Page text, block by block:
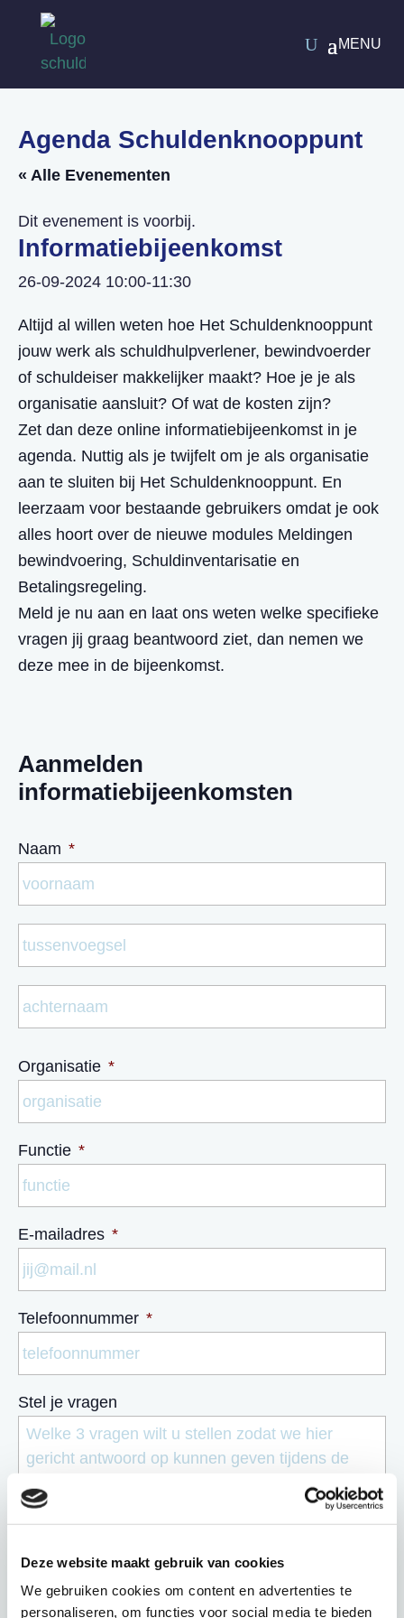
Deze website maakt gebruik van cookies
We gebruiken cookies om content en advertenties te
personaliseren, om functies voor social media te bieden
Agenda Schuldenknooppunt
« Alle Evenementen
Dit evenement is voorbij.
Informatiebijeenkomst
26-09-2024 10:00-11:30
Altijd al willen weten hoe Het Schuldenknooppunt
jouw werk als schuldhulpverlener, bewindvoerder
of schuldeiser makkelijker maakt? Hoe je je als
organisatie aansluit? Of wat de kosten zijn?
Zet dan deze online informatiebijeenkomst in je
agenda. Nuttig als je twijfelt om je als organisatie
aan te sluiten bij Het Schuldenknooppunt. En
leerzaam voor bestaande gebruikers omdat je ook
alles hoort over de nieuwe modules Meldingen
bewindvoering, Schuldinventarisatie en
Betalingsregeling.
Meld je nu aan en laat ons weten welke specifieke
vragen jij graag beantwoord ziet, dan nemen we
deze mee in de bijeenkomst.
Aanmelden
informatiebijeenkomsten
Naam *
Organisatie *
Functie *
E-mailadres *
Telefoonnummer *
Stel je vragen
verzenden